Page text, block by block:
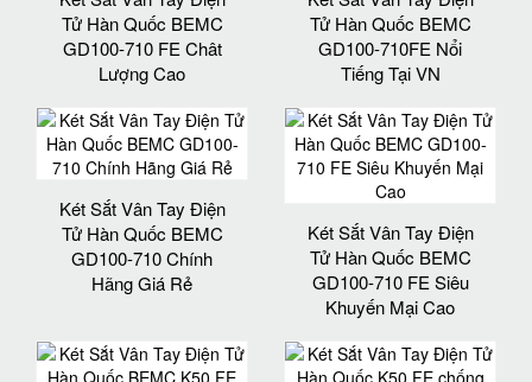
Tử Hàn Quốc BEMC
GD100-710 FE Chât
Lượng Cao
Tử Hàn Quốc BEMC
GD100-710FE Nổi
Tiếng Tại VN
Két Sắt Vân Tay Điện
Tử Hàn Quốc BEMC
GD100-710 Chính
Hãng Giá Rẻ
Két Sắt Vân Tay Điện
Tử Hàn Quốc BEMC
GD100-710 FE Siêu
Khuyến Mại Cao